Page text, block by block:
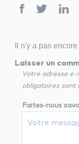
Il n'y a pas
Laisser un
Votre adresse e-
obligatoires sont
Faites-nous